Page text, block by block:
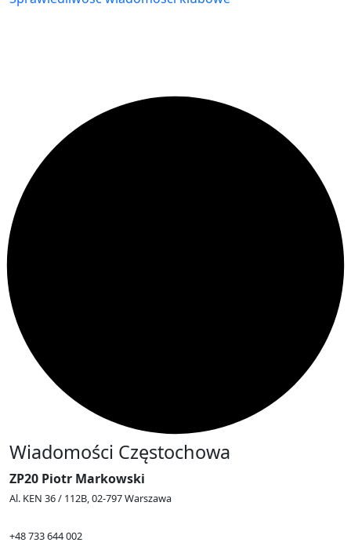
Wiadomości Częstochowa
ZP20 Piotr Markowski
Al. KEN 36 / 112B, 02-797 Warszawa
+48 733 644 002